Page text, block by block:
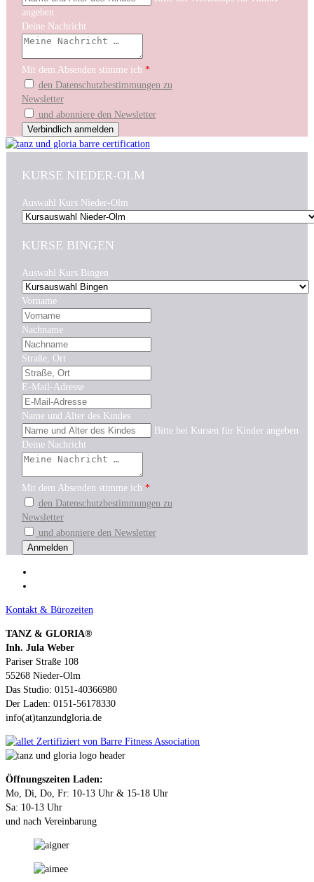
angeben
Deine Nachricht
Mit dem Absenden stimme ich *
den Datenschutzbestimmungen zu
Newsletter
und abonniere den Newsletter
KURSE NIEDER-OLM
Auswahl Kurs Nieder-Olm
KURSE BINGEN
Auswahl Kurs Bingen
Vorname
Nachname
Straße, Ort
E-Mail-Adresse
Name und Alter des Kindes
Bitte bei Kursen für Kinder angeben
Deine Nachricht
Mit dem Absenden stimme ich *
den Datenschutzbestimmungen zu
Newsletter
und abonniere den Newsletter
Kontakt & Bürozeiten
TANZ & GLORIA®
Inh. Jula Weber
Pariser Straße 108
55268 Nieder-Olm
Das Studio: 0151-40366980
Der Laden: 0151-56178330
info(at)tanzundgloria.de
Öffnungszeiten Laden:
Mo, Di, Do, Fr: 10-13 Uhr & 15-18 Uhr
Sa: 10-13 Uhr
und nach Vereinbarung